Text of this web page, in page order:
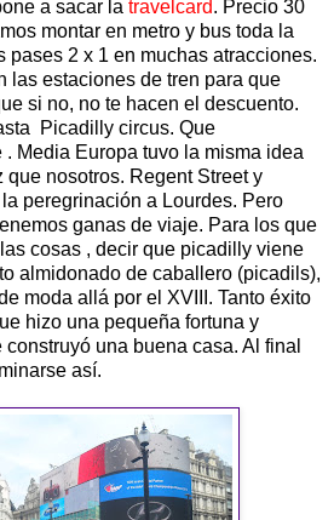
a sacar la travelcard. Precio 30
montar en metro y bus toda la
pases 2 x 1 en muchas atracciones.
las estaciones de tren para que
si no, no te hacen el descuento.
Picadilly circus. Que
. Media Europa tuvo la misma idea
que nosotros. Regent Street y
peregrinación a Lourdes. Pero
ganas de viaje. Para los que
cosas , decir que picadilly viene
almidonado de caballero (picadils),
moda allá por el XVIII. Tanto éxito
hizo una pequeña fortuna y
una buena casa. Al final
así.